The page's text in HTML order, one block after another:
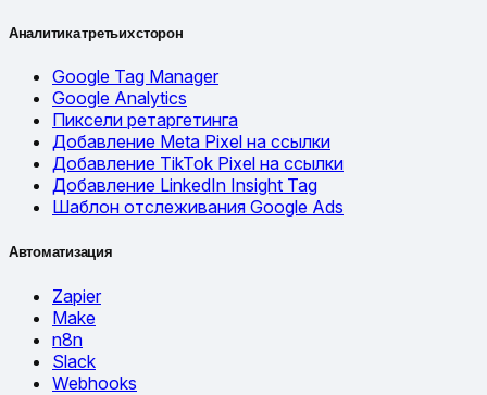
Аналитика третьих сторон
Google Tag Manager
Google Analytics
Пиксели ретаргетинга
Добавление Meta Pixel на ссылки
Добавление TikTok Pixel на ссылки
Добавление LinkedIn Insight Tag
Шаблон отслеживания Google Ads
Автоматизация
Zapier
Make
n8n
Slack
Webhooks